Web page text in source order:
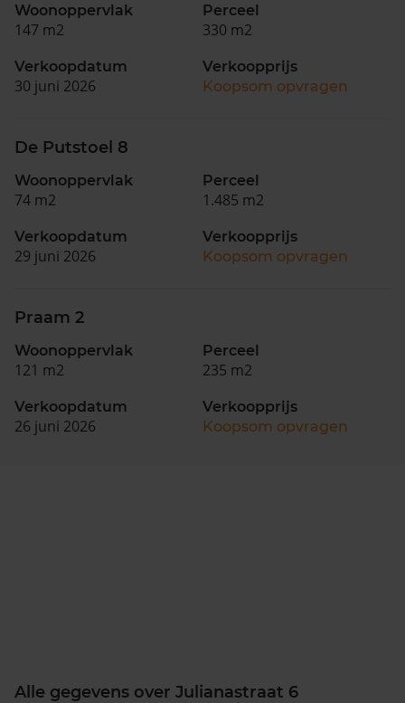
Woonoppervlak
147 m2
Perceel
330 m2
Verkoopdatum
30 juni 2026
Verkoopprijs
Koopsom opvragen
De Putstoel 8
Woonoppervlak
74 m2
Perceel
1.485 m2
Verkoopdatum
29 juni 2026
Verkoopprijs
Koopsom opvragen
Praam 2
Woonoppervlak
121 m2
Perceel
235 m2
Verkoopdatum
26 juni 2026
Verkoopprijs
Koopsom opvragen
Alle gegevens over Julianastraat 6